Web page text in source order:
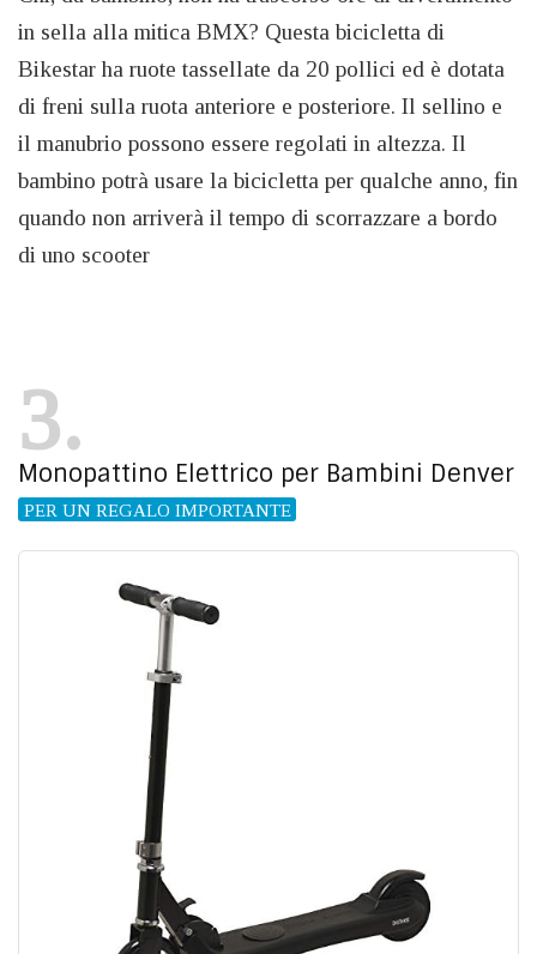
in sella alla mitica BMX? Questa bicicletta di
Bikestar ha ruote tassellate da 20 pollici ed è dotata
di freni sulla ruota anteriore e posteriore. Il sellino e
il manubrio possono essere regolati in altezza. Il
bambino potrà usare la bicicletta per qualche anno, fin
quando non arriverà il tempo di scorrazzare a bordo
di uno scooter
3
Monopattino Elettrico per Bambini Denver
PER UN REGALO IMPORTANTE